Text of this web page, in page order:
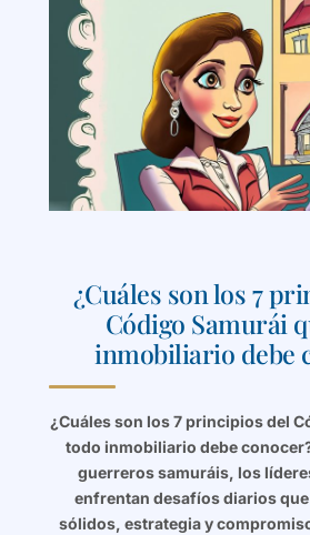
¿Cuáles son los 7
Código Samurái
inmobiliario debe
¿Cuáles son los 7 principios del
todo inmobiliario debe
guerreros samuráis, los
enfrentan desafíos diarios
sólidos, estrategia y